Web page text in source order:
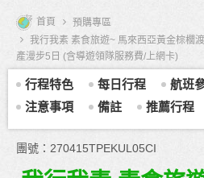
首頁
預購專區
我行我素 素食旅遊~ 馬來西亞黃金棕櫚
產漫步5日 (含導遊領隊服務費/上網卡)
行程特色 每日行程 航班
注意事項
備註 推薦行程
團號： 270415TPEKUL05CI